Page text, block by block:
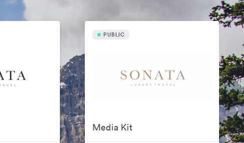
PUBLIC
Media Kit